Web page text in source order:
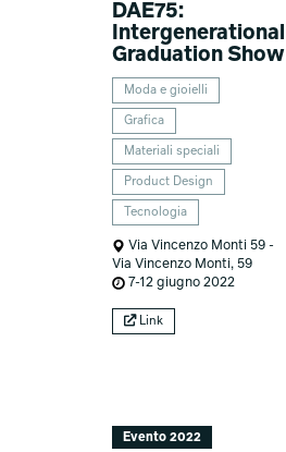
DAE75:
Intergenerational
Graduation Show
Moda e gioielli
Grafica
Materiali speciali
Product Design
Tecnologia
Via Vincenzo Monti 59 -
Via Vincenzo Monti, 59
7-12 giugno 2022
Link
Evento 2022